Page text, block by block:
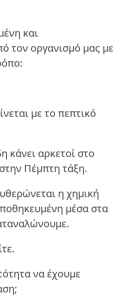
και
τον οργανισμό μας με
με το πεπτικό
κάνει αρκετοί στο
Πέμπτη τάξη.
η χημική
μέσα στα
να έχουμε